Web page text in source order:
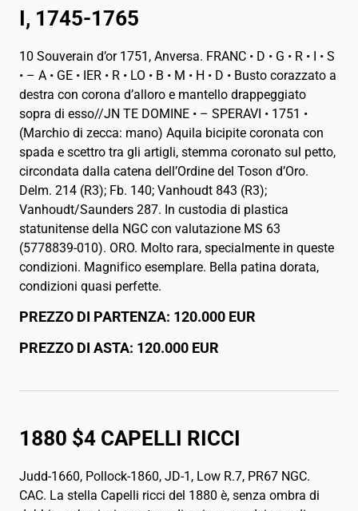
I, 1745-1765
10 Souverain d’or 1751, Anversa. FRANC • D • G • R • I • S
• – A • GE • IER • R • LO • B • M • H • D • Busto corazzato a
destra con corona d’alloro e mantello drappeggiato
sopra di esso//JN TE DOMINE • – SPERAVI • 1751 •
(Marchio di zecca: mano) Aquila bicipite coronata con
spada e scettro tra gli artigli, stemma coronato sul petto,
circondata dalla catena dell’Ordine del Toson d’Oro.
Delm. 214 (R3); Fb. 140; Vanhoudt 843 (R3);
Vanhoudt/Saunders 287. In custodia di plastica
statunitense della NGC con valutazione MS 63
(5778839-010). ORO. Molto rara, specialmente in queste
condizioni. Magnifico esemplare. Bella patina dorata,
condizioni quasi perfette.
PREZZO DI PARTENZA: 120.000 EUR
PREZZO DI ASTA: 120.000 EUR
1880 $4 CAPELLI RICCI
Judd-1660, Pollock-1860, JD-1, Low R.7, PR67 NGC.
CAC. La stella Capelli ricci del 1880 è, senza ombra di